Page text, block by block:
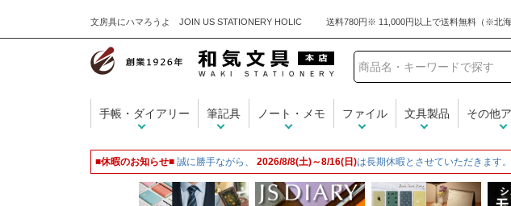
文房具にハマろうよ JOIN US STATIONERY HOLIC
和気文具
手帳・ダイアリー 筆記具 ノート・メモ ファイル 文具製品 その他
■休暇のお知らせ■ 誠に勝手ながら、 2026/8/8(土)～8/16(日)は長期休暇とさせていただきます